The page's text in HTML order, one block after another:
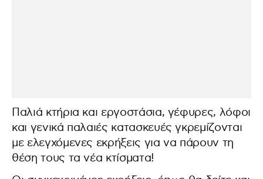
Παλιά κτήρια και εργοστάσια, γέφυρες, λόφοι
και γενικά παλαιές κατασκευές γκρεμίζονται
με ελεγχόμενες εκρήξεις για να πάρουν τη
θέση τους τα νέα κτίσματα!